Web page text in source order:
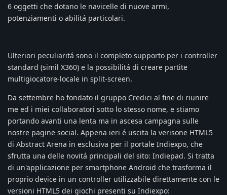
6 oggetti che dotano le navicelle di nuove armi,
potenziamenti o abilitá particolari.
Ulteriori peculiaritá sono il completo supporto per i controller
standard (simil X360) e la possibilitá di creare partite
multigiocatore-locale in split-screen.
Da settembre ho fondato il gruppo Credici al fine di riunire
me ed i miei collaboratori sotto lo stesso nome, e stiamo
portando avanti una lenta ma in ascesa campagna sulle
nostre pagine social. Appena ieri é uscita la verisone HTML5
di Abstract Arena in esclusiva per il portale Indiexpo, che
sfrutta una delle novitá principali del sito: Indiepad. Si tratta
di un'applicazione per smartphone Android che trasforma il
proprio device in un controller utilizzabile direttamente con le
versioni HTML5 dei giochi presenti su Indiexpo: